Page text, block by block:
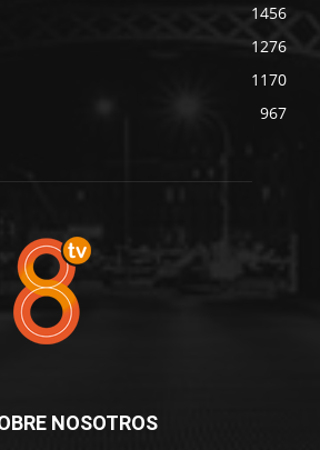
1456
1276
1170
967
NOSOTROS